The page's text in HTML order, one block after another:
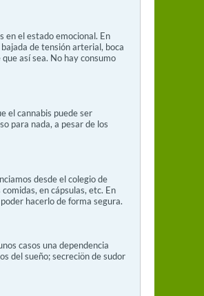
en el estado emocional. En
de tensión arterial, boca
así sea. No hay consumo
el cannabis puede ser
para nada, a pesar de los
desde el colegio de
en cápsulas, etc. En
hacerlo de forma segura.
casos una dependencia
del sueño; secreciön de sudor